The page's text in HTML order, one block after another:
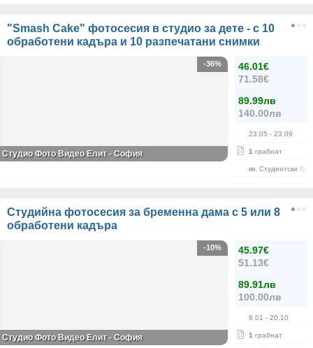
"Smash Cake" фотосесия в студио за дете - с 10
обработени кадъра и 10 разпечатани снимки
46.01€
71.58€
89.99лв
140.00лв
23.05 - 23.09
1 грабнат
кв. Студентски
-36%
Студио Фото Видео Елит - София
Студийна фотосесия за бременна дама с 5 или 8
обработени кадъра
45.97€
51.13€
89.91лв
100.00лв
8.01 - 20.10
1 грабнат
-10%
Студио Фото Видео Елит - София